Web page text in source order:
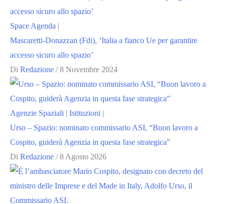
Space Agenda |
Mascaretti-Donazzan (Fdi), ‘Italia a fianco Ue per garantire
accesso sicuro allo spazio’
Di Redazione /8 Novembre 2024
Agenzie Spaziali | Istituzioni |
Urso – Spazio: nominato commissario ASI, “Buon lavoro a
Cospito, guiderà Agenzia in questa fase strategica”
Di Redazione /8 Agosto 2026